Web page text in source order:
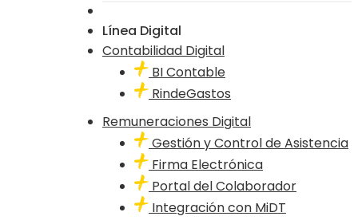
Línea Digital
Contabilidad Digital
BI Contable
RindeGastos
Remuneraciones Digital
Gestión y Control de Asistencia
Firma Electrónica
Portal del Colaborador
Integración con MiDT